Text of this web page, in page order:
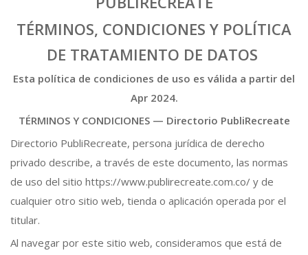
TÉRMINOS, CONDICIONES Y POLÍTICA
DE TRATAMIENTO DE DATOS
Esta política de condiciones de uso es válida a partir del
Apr 2024.
TÉRMINOS Y CONDICIONES — Directorio PubliRecreate
Directorio PubliRecreate, persona jurídica de derecho
privado describe, a través de este documento, las normas
de uso del sitio https://www.publirecreate.com.co/ y de
cualquier otro sitio web, tienda o aplicación operada por el
titular.
Al navegar por este sitio web, consideramos que está de